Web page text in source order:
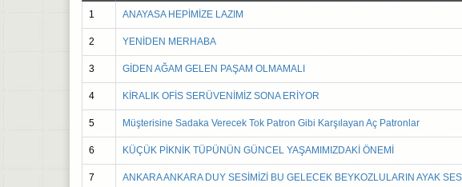
1 ANAYASA HEPİMİZE LAZIM
2 YENİDEN MERHABA
3 GİDEN AĞAM GELEN PAŞAM OLMAMALI
4 KİRALIK OFİS SERÜVENİMİZ SONA ERİYOR
5 Müşterisine Sadaka Verecek Tok Patron Gibi Karşılayan Aç Patronlar
6 KÜÇÜK PİKNİK TÜPÜNÜN GÜNCEL YAŞAMIMIZDAKİ ÖNEMİ
7 ANKARA ANKARA DUY SESİMİZİ BU GELECEK BEYKOZLULARIN AYAK